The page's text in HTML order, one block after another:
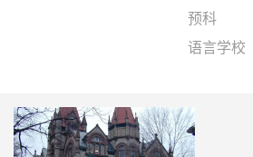
预科
语言学校